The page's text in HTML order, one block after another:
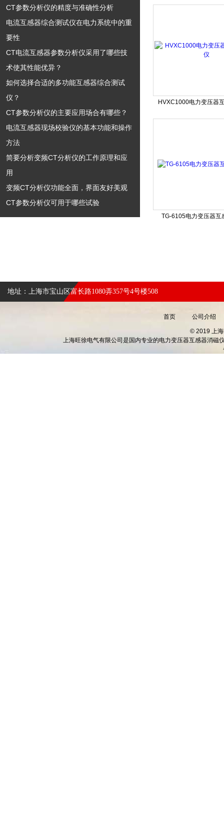
CT参数分析仪的精度与准确性分析
电流互感器综合测试仪在电力系统中的重
要性
CT电流互感器参数分析仪采用了哪些技
术使其性能优异？
如何选择合适的多功能互感器综合测试
仪？
CT参数分析仪的主要应用场合有哪些？
电流互感器现场校验仪的基本功能和操作
方法
简要分析变频CT分析仪的工作原理和应
用
变频CT分析仪功能全面，界面友好美观
CT参数分析仪可用于哪些试验
HVXC1000电力变压器
TG-6105电力变压器互
地址：上海市宝山区富长路1080弄357号4号楼508
首页 公司介绍
© 2019 上
上海旺徐电气有限公司是国内专业的电力变压器互感器消磁